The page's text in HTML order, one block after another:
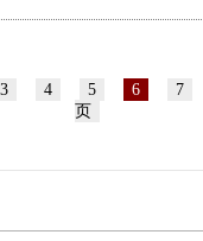
3 4 5 6
7
页